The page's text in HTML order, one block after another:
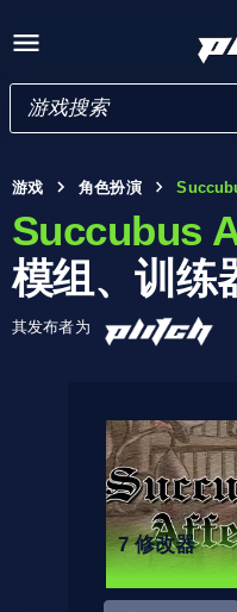
游戏 角色扮演
Succubus
模组、训练
其发布者为
7 修改器